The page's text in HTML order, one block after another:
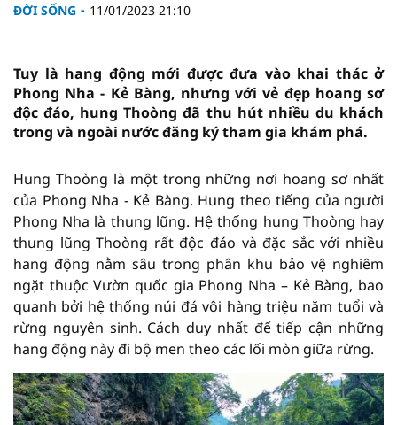
ĐỜI SỐNG 11/01/2023 21:10
Tuy là hang động mới được đưa vào khai thác ở
Phong Nha - Kẻ Bàng, nhưng với vẻ đẹp hoang sơ
độc đáo, hung Thoòng đã thu hút nhiều du khách
trong và ngoài nước đăng ký tham gia khám phá.
Hung Thoòng là một trong những nơi hoang sơ nhất
của Phong Nha - Kẻ Bàng. Hung theo tiếng của người
Phong Nha là thung lũng. Hệ thống hung Thoòng hay
thung lũng Thoòng rất độc đáo và đặc sắc với nhiều
hang động nằm sâu trong phân khu bảo vệ nghiêm
ngặt thuộc Vườn quốc gia Phong Nha – Kẻ Bàng, bao
quanh bởi hệ thống núi đá vôi hàng triệu năm tuổi và
rừng nguyên sinh. Cách duy nhất để tiếp cận những
hang động này đi bộ men theo các lối mòn giữa rừng.